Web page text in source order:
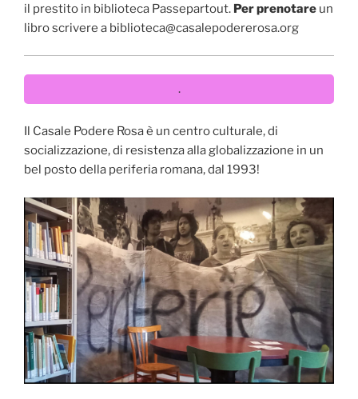
il prestito in biblioteca Passepartout. Per prenotare un
libro scrivere a biblioteca@casalepodererosa.org
.
Il Casale Podere Rosa è un centro culturale, di
socializzazione, di resistenza alla globalizzazione in un
bel posto della periferia romana, dal 1993!